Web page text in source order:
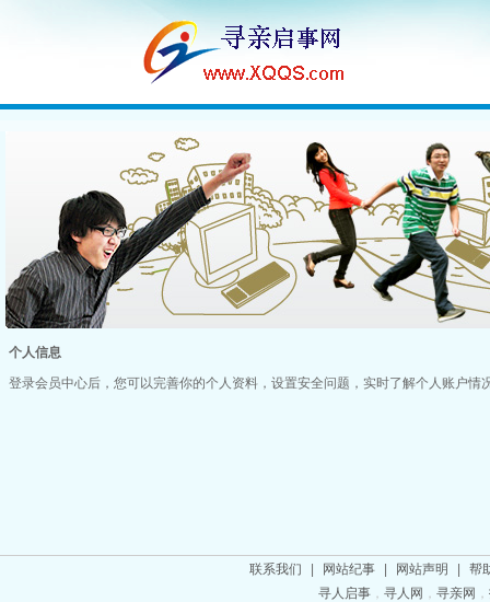
个人信息
登录会员中心后，您可以完善你的个人资料，设置安全问题，实时了解个人账户情
联系我们 网站纪事 网站声明
帮
寻人启事， 寻人网 ， 寻亲网 ，